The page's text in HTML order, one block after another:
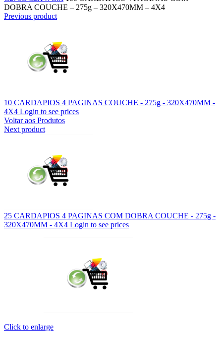
DOBRA COUCHE – 275g – 320X470MM – 4X4
Previous product
10 CARDAPIOS 4 PAGINAS COUCHE - 275g - 320X470MM -
4X4 Login to see prices
Voltar aos Produtos
Next product
25 CARDAPIOS 4 PAGINAS COM DOBRA COUCHE - 275g -
320X470MM - 4X4 Login to see prices
Click to enlarge